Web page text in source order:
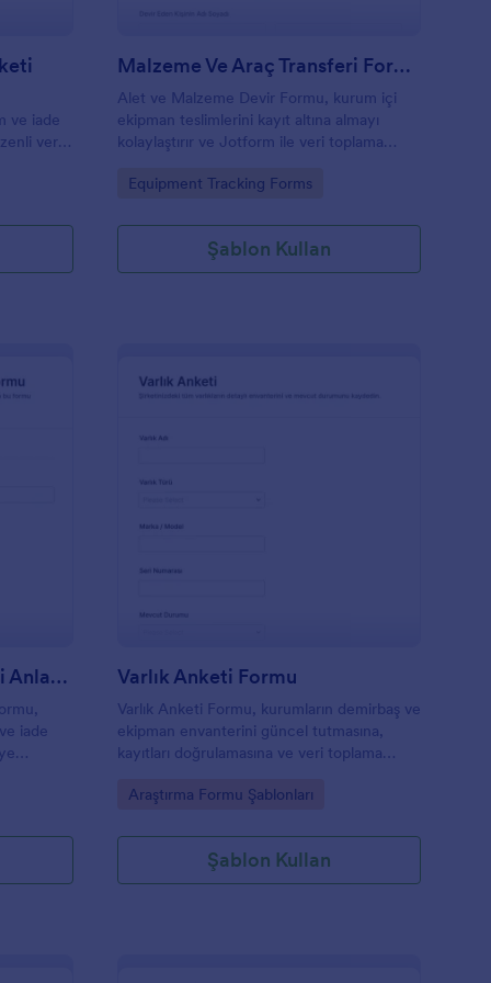
ve iade
veri
Malzeme Ve Araç Transferi Formu
Alet ve Malzeme Devir Formu, kurum içi
ekipman teslimlerini kayıt altına almayı
kolaylaştırır ve Jotform ile veri toplama
depo, saha ve bakım ekiplerine uygundur.
Go to Category:
Equipment Tracking Forms
Şablon Kullan
Öğrenci Bilgisayar Kredisi Anlaşması Formu 🎓💻
iade
Varlık Anketi Formu
Varlık Anketi Formu, kurumların demirbaş ve
ekipman envanterini güncel tutmasına,
kayıtları doğrulamasına ve veri toplama
yönetmesine yardımcı olur.
Go to Category:
Araştırma Formu Şablonları
Şablon Kullan